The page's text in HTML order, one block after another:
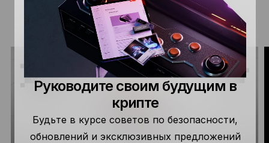
ДОПОЛНИТЕЛЬНЫЕ РЕСУРСЫ
Руководите своим будущим в
крипте
Будьте в курсе советов по безопасности,
обновлений и эксклюзивных предложений